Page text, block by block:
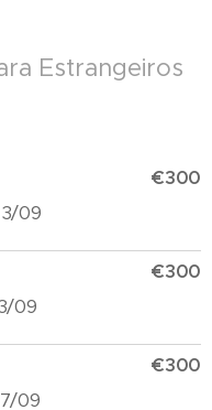
Estrangeiros
09
€300
09
€300
09
€300